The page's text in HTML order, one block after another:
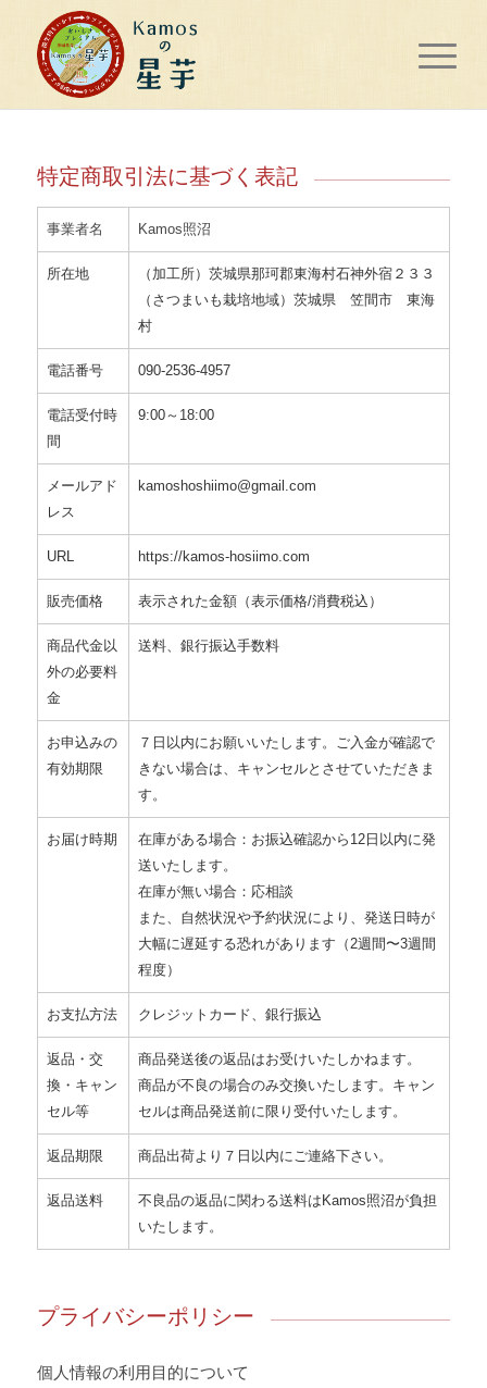
特定商取引法に基づく表記
事業者名 Kamos照沼
所在地
（加工所）茨城県那珂郡東海村石神外宿２３３
（さつまいも栽培地域）茨城県 笠間市 東海
村
電話番号 090-2536-4957
電話受付時
間
9:00～18:00
メールアド
レス
kamoshoshiimo@gmail.com
URL https://kamos-hosiimo.com
販売価格 表示された金額（表示価格/消費税込）
商品代金以
外の必要料
金
送料、銀行振込手数料
お申込みの
有効期限
７日以内にお願いいたします。ご入金が確認で
きない場合は、キャンセルとさせていただきま
す。
お届け時期
在庫がある場合：お振込確認から12日以内に発
送いたします。
在庫が無い場合：応相談
また、自然状況や予約状況により、発送日時が
大幅に遅延する恐れがあります（2週間〜3週間
程度）
お支払方法 クレジットカード、銀行振込
返品・交
換・キャン
セル等
商品発送後の返品はお受けいたしかねます。
商品が不良の場合のみ交換いたします。キャン
セルは商品発送前に限り受付いたします。
返品期限 商品出荷より７日以内にご連絡下さい。
返品送料
不良品の返品に関わる送料はKamos照沼が負担
いたします。
プライバシーポリシー
個人情報の利用目的について